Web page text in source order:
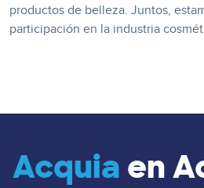
productos de belleza. Juntos,
participación en la industria
Acquia en